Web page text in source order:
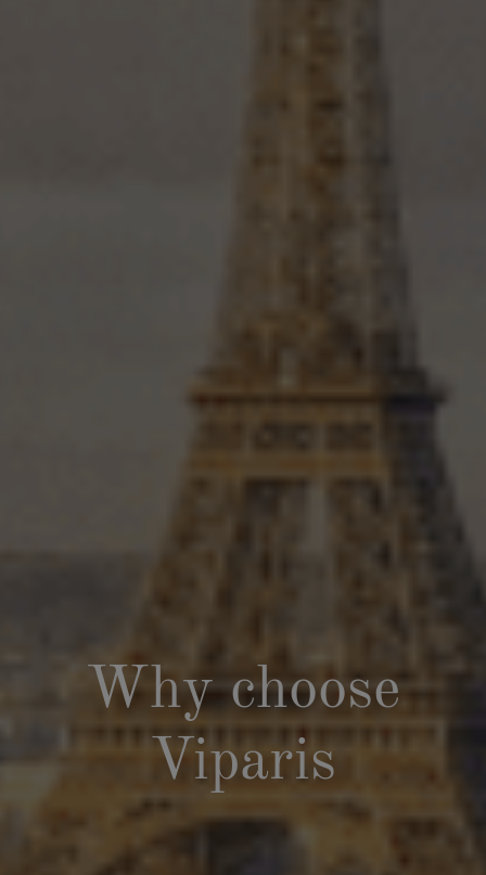
Why choose
Viparis